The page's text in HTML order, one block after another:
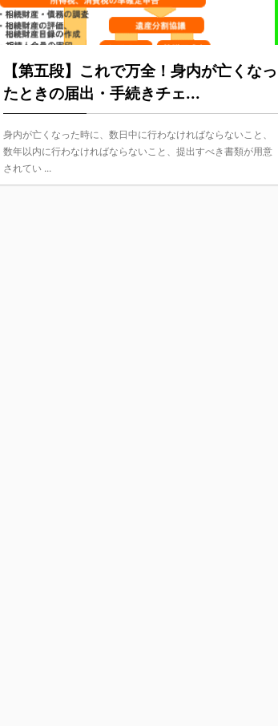
【第五段】これで万全！身内が亡くなっ
たときの届出・手続きチェ...
身内が亡くなった時に、数日中に行わなければならないこと、
数年以内に行わなければならないこと、提出すべき書類が用意
されてい ...